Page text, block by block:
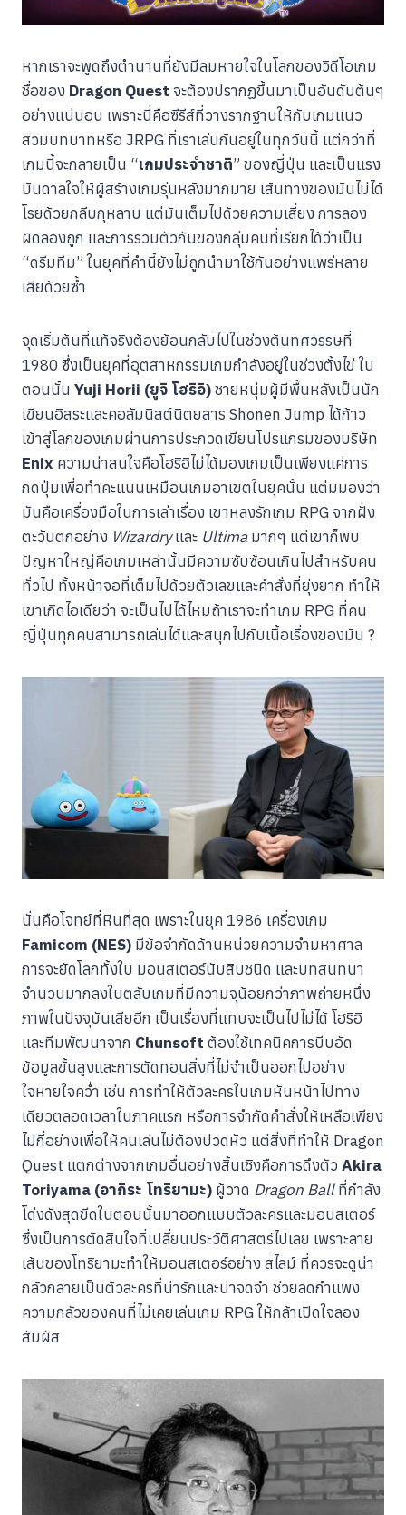
หากเราจะพูดถึงตำนานที่ยังมีลมหายใจในโลกของวิดีโอเกม
ชื่อของ Dragon Quest จะต้องปรากฏขึ้นมาเป็นอันดับต้นๆ
อย่างแน่นอน เพราะนี่คือซีรีส์ที่วางรากฐานให้กับเกมแนว
สวมบทบาทหรือ JRPG ที่เราเล่นกันอยู่ในทุกวันนี้ แต่กว่าที่
เกมนี้จะกลายเป็น “เกมประจำชาติ” ของญี่ปุ่น และเป็นแรง
บันดาลใจให้ผู้สร้างเกมรุ่นหลังมากมาย เส้นทางของมันไม่ได้
โรยด้วยกลีบกุหลาบ แต่มันเต็มไปด้วยความเสี่ยง การลอง
ผิดลองถูก และการรวมตัวกันของกลุ่มคนที่เรียกได้ว่าเป็น
“ดรีมทีม” ในยุคที่คำนี้ยังไม่ถูกนำมาใช้กันอย่างแพร่หลาย
เสียด้วยซ้ำ
จุดเริ่มต้นที่แท้จริงต้องย้อนกลับไปในช่วงต้นทศวรรษที่
1980 ซึ่งเป็นยุคที่อุตสาหกรรมเกมกำลังอยู่ในช่วงตั้งไข่ ใน
ตอนนั้น Yuji Horii (ยูจิ โฮริอิ)ชายหนุ่มผู้มีพื้นหลังเป็นนัก
เขียนอิสระและคอลัมนิสต์นิตยสาร Shonen Jump ได้ก้าว
เข้าสู่โลกของเกมผ่านการประกวดเขียนโปรแกรมของบริษัท
Enix ความน่าสนใจคือโฮริอิไม่ได้มองเกมเป็นเพียงแค่การ
กดปุ่มเพื่อทำคะแนนเหมือนเกมอาเขตในยุคนั้น แต่มมองว่า
มันคือเครื่องมือในการเล่าเรื่อง เขาหลงรักเกม RPG จากฝั่ง
ตะวันตกอย่าง Wizardryและ Ultimaมากๆ แต่เขาก็พบ
ปัญหาใหญ่คือเกมเหล่านั้นมีความซับซ้อนเกินไปสำหรับคน
ทั่วไป ทั้งหน้าจอที่เต็มไปด้วยตัวเลขและคำสั่งที่ยุ่งยาก ทำให้
เขาเกิดไอเดียว่า จะเป็นไปได้ไหมถ้าเราจะทำเกม RPG ที่คน
ญี่ปุ่นทุกคนสามารถเล่นได้และสนุกไปกับเนื้อเรื่องของมัน ?
นั่นคือโจทย์ที่หินที่สุด เพราะในยุค 1986 เครื่องเกม
Famicom (NES) มีข้อจำกัดด้านหน่วยความจำมหาศาล
การจะยัดโลกทั้งใบ มอนสเตอร์นับสิบชนิด และบทสนทนา
จำนวนมากลงในตลับเกมที่มีความจุน้อยกว่าภาพถ่ายหนึ่ง
ภาพในปัจจุบันเสียอีก เป็นเรื่องที่แทบจะเป็นไปไม่ได้ โฮริอิ
และทีมพัฒนาจาก Chunsoft ต้องใช้เทคนิคการบีบอัด
ข้อมูลขั้นสูงและการตัดทอนสิ่งที่ไม่จำเป็นออกไปอย่าง
ใจหายใจคว่ำ เช่น การทำให้ตัวละครในเกมหันหน้าไปทาง
เดียวตลอดเวลาในภาคแรก หรือการจำกัดคำสั่งให้เหลือเพียง
ไม่กี่อย่างเพื่อให้คนเล่นไม่ต้องปวดหัว แต่สิ่งที่ทำให้ Dragon
Quest แตกต่างจากเกมอื่นอย่างสิ้นเชิงคือการดึงตัว Akira
Toriyama (อากิระ โทริยามะ) ผู้วาด Dragon Ballที่กำลัง
โด่งดังสุดขีดในตอนนั้นมาออกแบบตัวละครและมอนสเตอร์
ซึ่งเป็นการตัดสินใจที่เปลี่ยนประวัติศาสตร์ไปเลย เพราะลาย
เส้นของโทริยามะทำให้มอนสเตอร์อย่าง สไลม์ ที่ควรจะดูน่า
กลัวกลายเป็นตัวละครที่น่ารักและน่าจดจำ ช่วยลดกำแพง
ความกลัวของคนที่ไม่เคยเล่นเกม RPG ให้กล้าเปิดใจลอง
สัมผัส